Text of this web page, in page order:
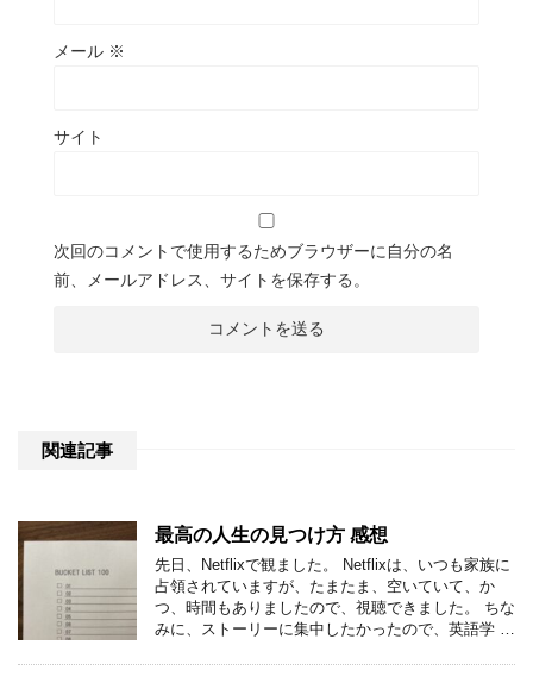
メール ※
サイト
次回のコメントで使用するためブラウザーに自分の名
前、メールアドレス、サイトを保存する。
関連記事
最高の人生の見つけ方 感想
先日、Netflixで観ました。 Netflixは、いつも家族に
占領されていますが、たまたま、空いていて、か
つ、時間もありましたので、視聴できました。 ちな
みに、ストーリーに集中したかったので、英語学 …